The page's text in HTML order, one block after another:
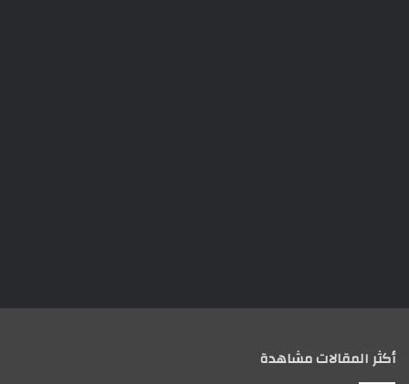
أكثر المقالات مشاهدة